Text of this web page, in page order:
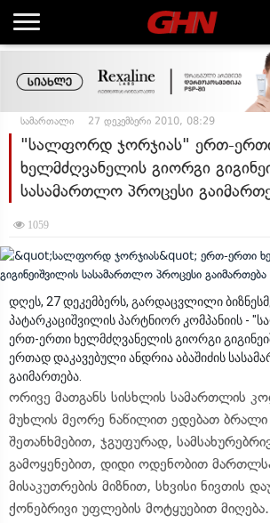
სამართალი 27 დეკემბერი 2010, 08:29
"სალფორდ ჯორჯიას" ერთ-
ხელმძღვანელის გიორგი
სასამართლო პროცესი
1059
დღეს, 27 დეკემბერს, გარდაცვლილი
პატარკაციშვილის პარტნიორ კომპანიის -
ერთ-ერთი ხელმძღვანელის გიორგი
ერთად დაკავებული ანდრია აბაშიძის
გაიმართება.
ორივე მათგანს სისხლის სამართლის
მუხლის მეორე ნაწილით ედებათ ბრალი
შეთანხმებით, ჯგუფურად,
გამოყენებით, დიდი ოდენობით
მისაკუთრების მიზნით, სხვისი ნივთის
ქონებრივი უფლების მოტყუებით მიღება.